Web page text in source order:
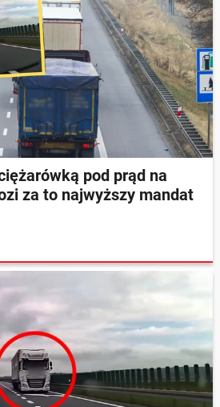
pod prąd na
za to najwyższy mandat